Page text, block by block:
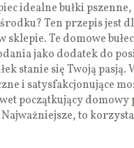
idealne bułki
Ten przepis jest
sklepie. Te domowe
jako dodatek do
stanie się Twoją pasją.
i satysfakcjonujące
początkujący
to